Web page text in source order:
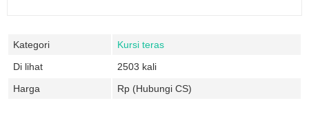
Kategori
Kursi teras
Di lihat
2503 kali
Harga
Rp (Hubungi CS)